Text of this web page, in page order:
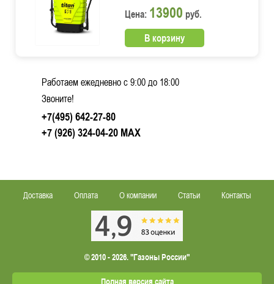
Цена: 13900 руб.
В корзину
Работаем ежедневно c 9:00 до 18:00
Звоните!
+7(495) 642-27-80
+7 (926) 324-04-20MAX
Доставка Оплата О компании Статьи Контакты
© 2010 - 2026. "Газоны России"
Полная версия сайта